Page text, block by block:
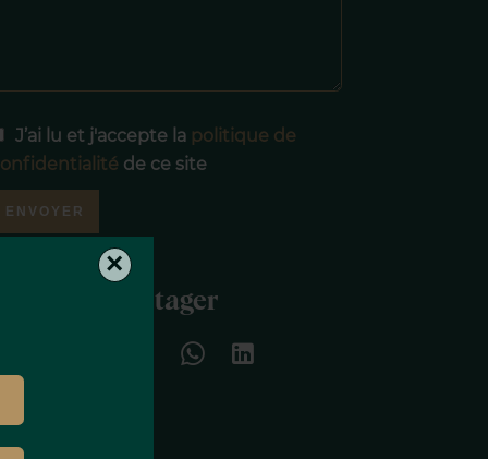
×
J’ai lu et j'accepte la politique de
de ce site
ENVOYER
Partager